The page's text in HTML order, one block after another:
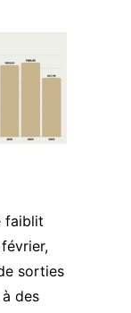
faiblit
sorties
des